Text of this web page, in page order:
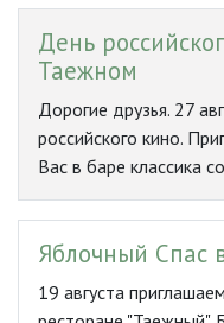
День
Таежном
Дорогие друзья. 27
российского кино.
Вас в баре классика
Яблочный Спас
19 августа